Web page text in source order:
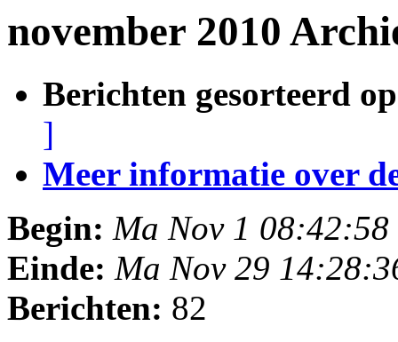
november 2010
Berichten gesorteerd
]
Meer informatie over
Begin: Ma Nov 1
Einde: Ma Nov 29
Berichten: 82